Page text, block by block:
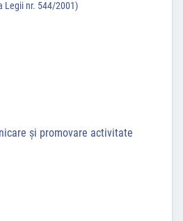
Mircea Abrudean,
Camerei
Droupadi Murmu,
India
Legii nr. 544/2001)
și promovare activitate